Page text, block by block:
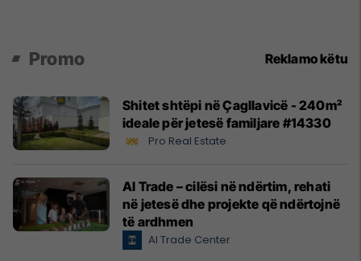
Promo Reklamo këtu
Shitet shtëpi në Çagllavicë - 240m²
ideale për jetesë familjare #14330
Pro Real Estate
Al Trade – cilësi në ndërtim, rehati
në jetesë dhe projekte që ndërtojnë
të ardhmen
Al Trade Center